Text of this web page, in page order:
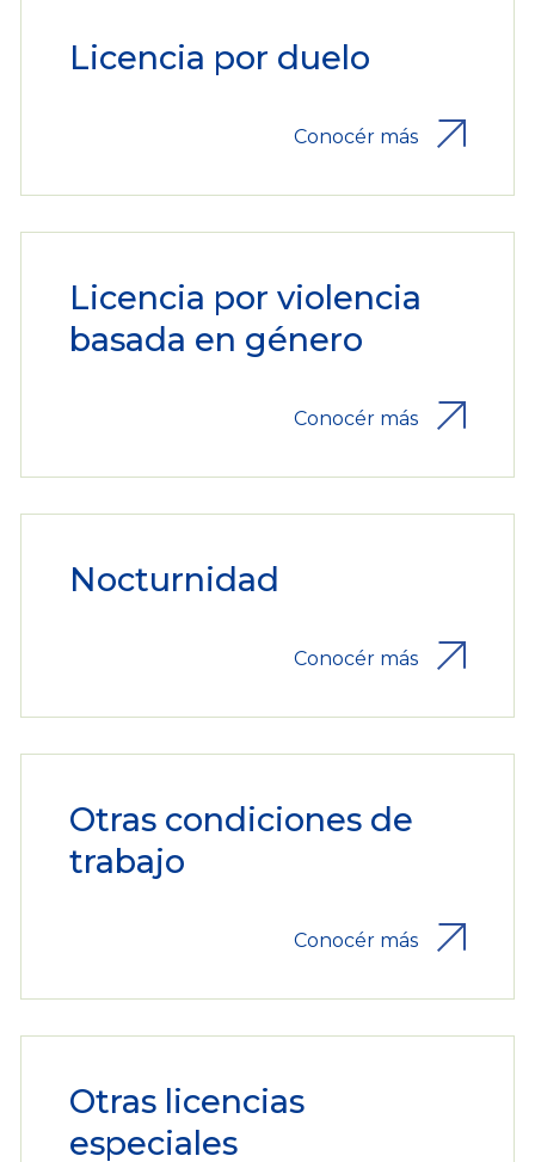
Licencia por duelo
Conocér más
Licencia por violencia
basada en género
Conocér más
Nocturnidad
Conocér más
Otras condiciones de
trabajo
Conocér más
Otras licencias
especiales